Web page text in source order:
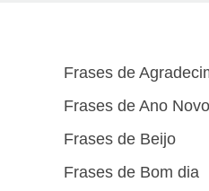
Frases de
Frases de Ano Novo
Frases de Beijo
Frases de Bom dia